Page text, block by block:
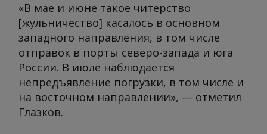
«В мае и июне такое читерство
[жульничество] касалось в основном
западного направления, в том числе
отправок в порты северо-запада и юга
России. В июле наблюдается
непредъявление погрузки, в том числе и
на восточном направлении», — отметил
Глазков.